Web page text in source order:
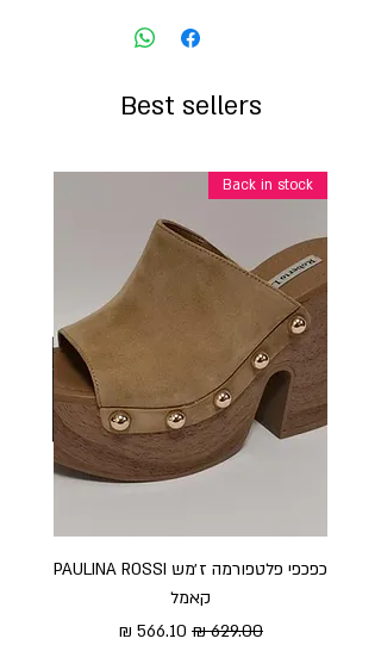
Best sellers
Back in stock
כפכפי פלטפורמה ז׳מש PAULINA ROSSI
קאמל
מחיר רגיל מחיר מבצע